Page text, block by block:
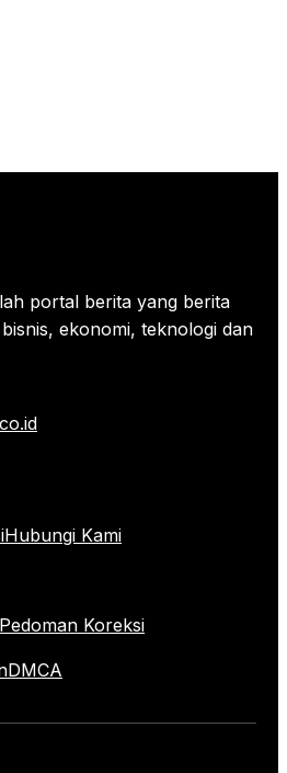
portal berita yang berita
ekonomi, teknologi dan
Hubungi Kami
Koreksi
DMCA